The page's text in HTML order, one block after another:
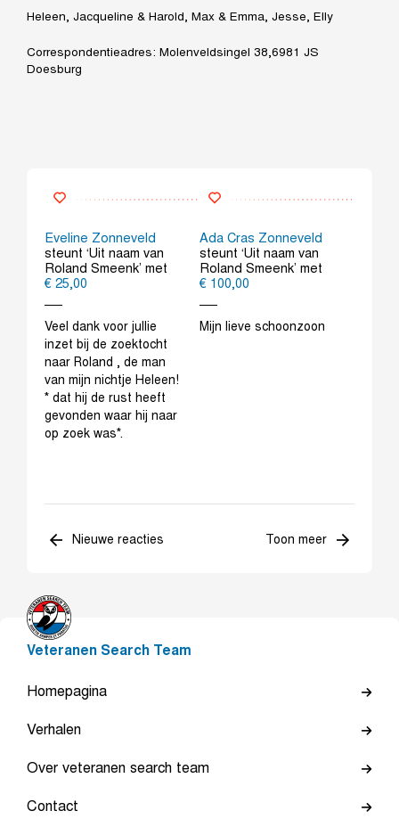
Heleen, Jacqueline & Harold, Max & Emma, Jesse, Elly
Correspondentieadres: Molenveldsingel 38,6981 JS
Doesburg
Eveline Zonneveld
steunt ‘Uit naam van
Roland Smeenk’ met
€ 25,00
Veel dank voor jullie
inzet bij de zoektocht
naar Roland , de man
van mijn nichtje Heleen!
* dat hij de rust heeft
gevonden waar hij naar
op zoek was*.
Ada Cras Zonneveld
steunt ‘Uit naam van
Roland Smeenk’ met
€ 100,00
Mijn lieve schoonzoon
Nieuwe reacties Toon meer
Veteranen Search Team
Homepagina
Verhalen
Over veteranen search team
Contact